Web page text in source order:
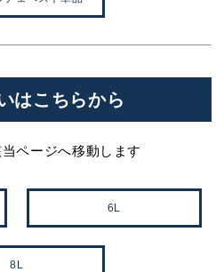
はこちらから
ページへ移動します
6L
8L